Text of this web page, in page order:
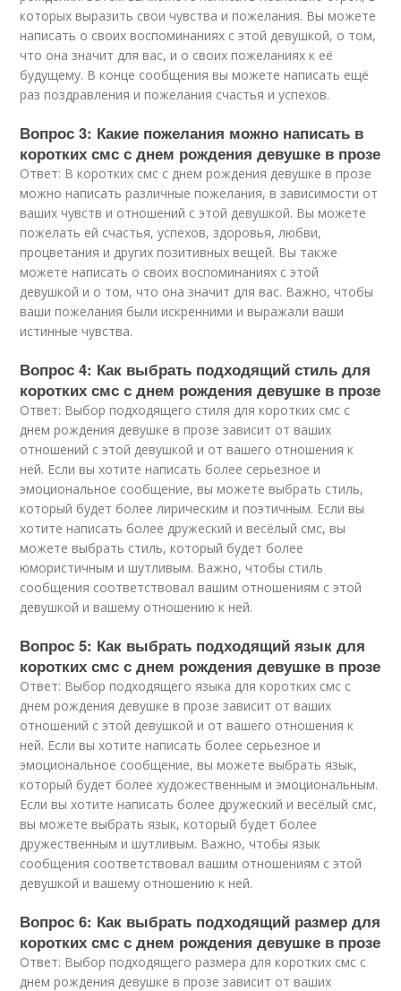
которых выразить свои чувства и пожелания. Вы можете
написать о своих воспоминаниях с этой девушкой, о том,
что она значит для вас, и о своих пожеланиях к её
будущему. В конце сообщения вы можете написать ещё
раз поздравления и пожелания счастья и успехов.
Вопрос 3: Какие пожелания можно написать в
коротких смс с днем рождения девушке в прозе
Ответ: В коротких смс с днем рождения девушке в прозе
можно написать различные пожелания, в зависимости от
ваших чувств и отношений с этой девушкой. Вы можете
пожелать ей счастья, успехов, здоровья, любви,
процветания и других позитивных вещей. Вы также
можете написать о своих воспоминаниях с этой
девушкой и о том, что она значит для вас. Важно, чтобы
ваши пожелания были искренними и выражали ваши
истинные чувства.
Вопрос 4: Как выбрать подходящий стиль для
коротких смс с днем рождения девушке в прозе
Ответ: Выбор подходящего стиля для коротких смс с
днем рождения девушке в прозе зависит от ваших
отношений с этой девушкой и от вашего отношения к
ней. Если вы хотите написать более серьезное и
эмоциональное сообщение, вы можете выбрать стиль,
который будет более лирическим и поэтичным. Если вы
хотите написать более дружеский и весёлый смс, вы
можете выбрать стиль, который будет более
юмористичным и шутливым. Важно, чтобы стиль
сообщения соответствовал вашим отношениям с этой
девушкой и вашему отношению к ней.
Вопрос 5: Как выбрать подходящий язык для
коротких смс с днем рождения девушке в прозе
Ответ: Выбор подходящего языка для коротких смс с
днем рождения девушке в прозе зависит от ваших
отношений с этой девушкой и от вашего отношения к
ней. Если вы хотите написать более серьезное и
эмоциональное сообщение, вы можете выбрать язык,
который будет более художественным и эмоциональным.
Если вы хотите написать более дружеский и весёлый смс,
вы можете выбрать язык, который будет более
дружественным и шутливым. Важно, чтобы язык
сообщения соответствовал вашим отношениям с этой
девушкой и вашему отношению к ней.
Вопрос 6: Как выбрать подходящий размер для
коротких смс с днем рождения девушке в прозе
Ответ: Выбор подходящего размера для коротких смс с
днем рождения девушке в прозе зависит от ваших